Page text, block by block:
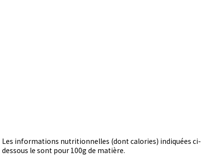
Les informations nutritionnelles (dont calories) indiquées ci-
dessous le sont pour 100g de matière.